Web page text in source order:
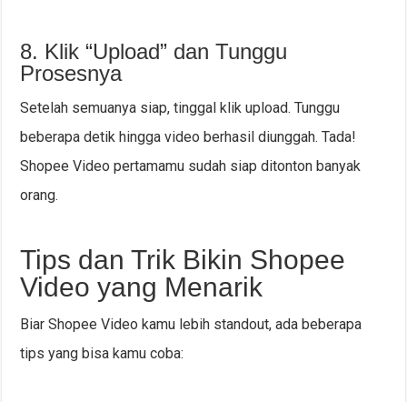
8. Klik “Upload” dan Tunggu
Prosesnya
Setelah semuanya siap, tinggal klik upload. Tunggu
beberapa detik hingga video berhasil diunggah. Tada!
Shopee Video pertamamu sudah siap ditonton banyak
orang.
Tips dan Trik Bikin Shopee
Video yang Menarik
Biar Shopee Video kamu lebih standout, ada beberapa
tips yang bisa kamu coba: